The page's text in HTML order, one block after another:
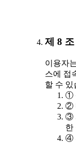
제 8
이용자
스에 접
할 수 있
①
②
③
한
④